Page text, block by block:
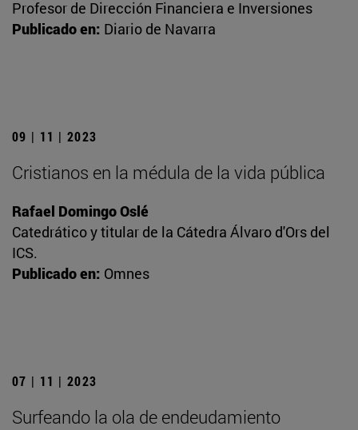
Profesor de Dirección Financiera e Inversiones
Publicado en: Diario de Navarra
09 | 11 | 2023
Cristianos en la médula de la vida pública
Rafael Domingo Oslé
Catedrático y titular de la Cátedra Álvaro d'Ors del
ICS.
Publicado en: Omnes
07 | 11 | 2023
Surfeando la ola de endeudamiento